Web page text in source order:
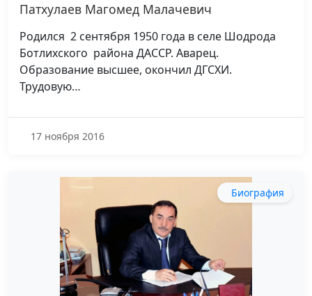
Патхулаев Магомед Малачевич
Родился 2 сентября 1950 года в селе Шодрода
Ботлихского района ДАССР. Аварец.
Образование высшее, окончил ДГСХИ.
Трудовую…
17 ноября 2016
Биография